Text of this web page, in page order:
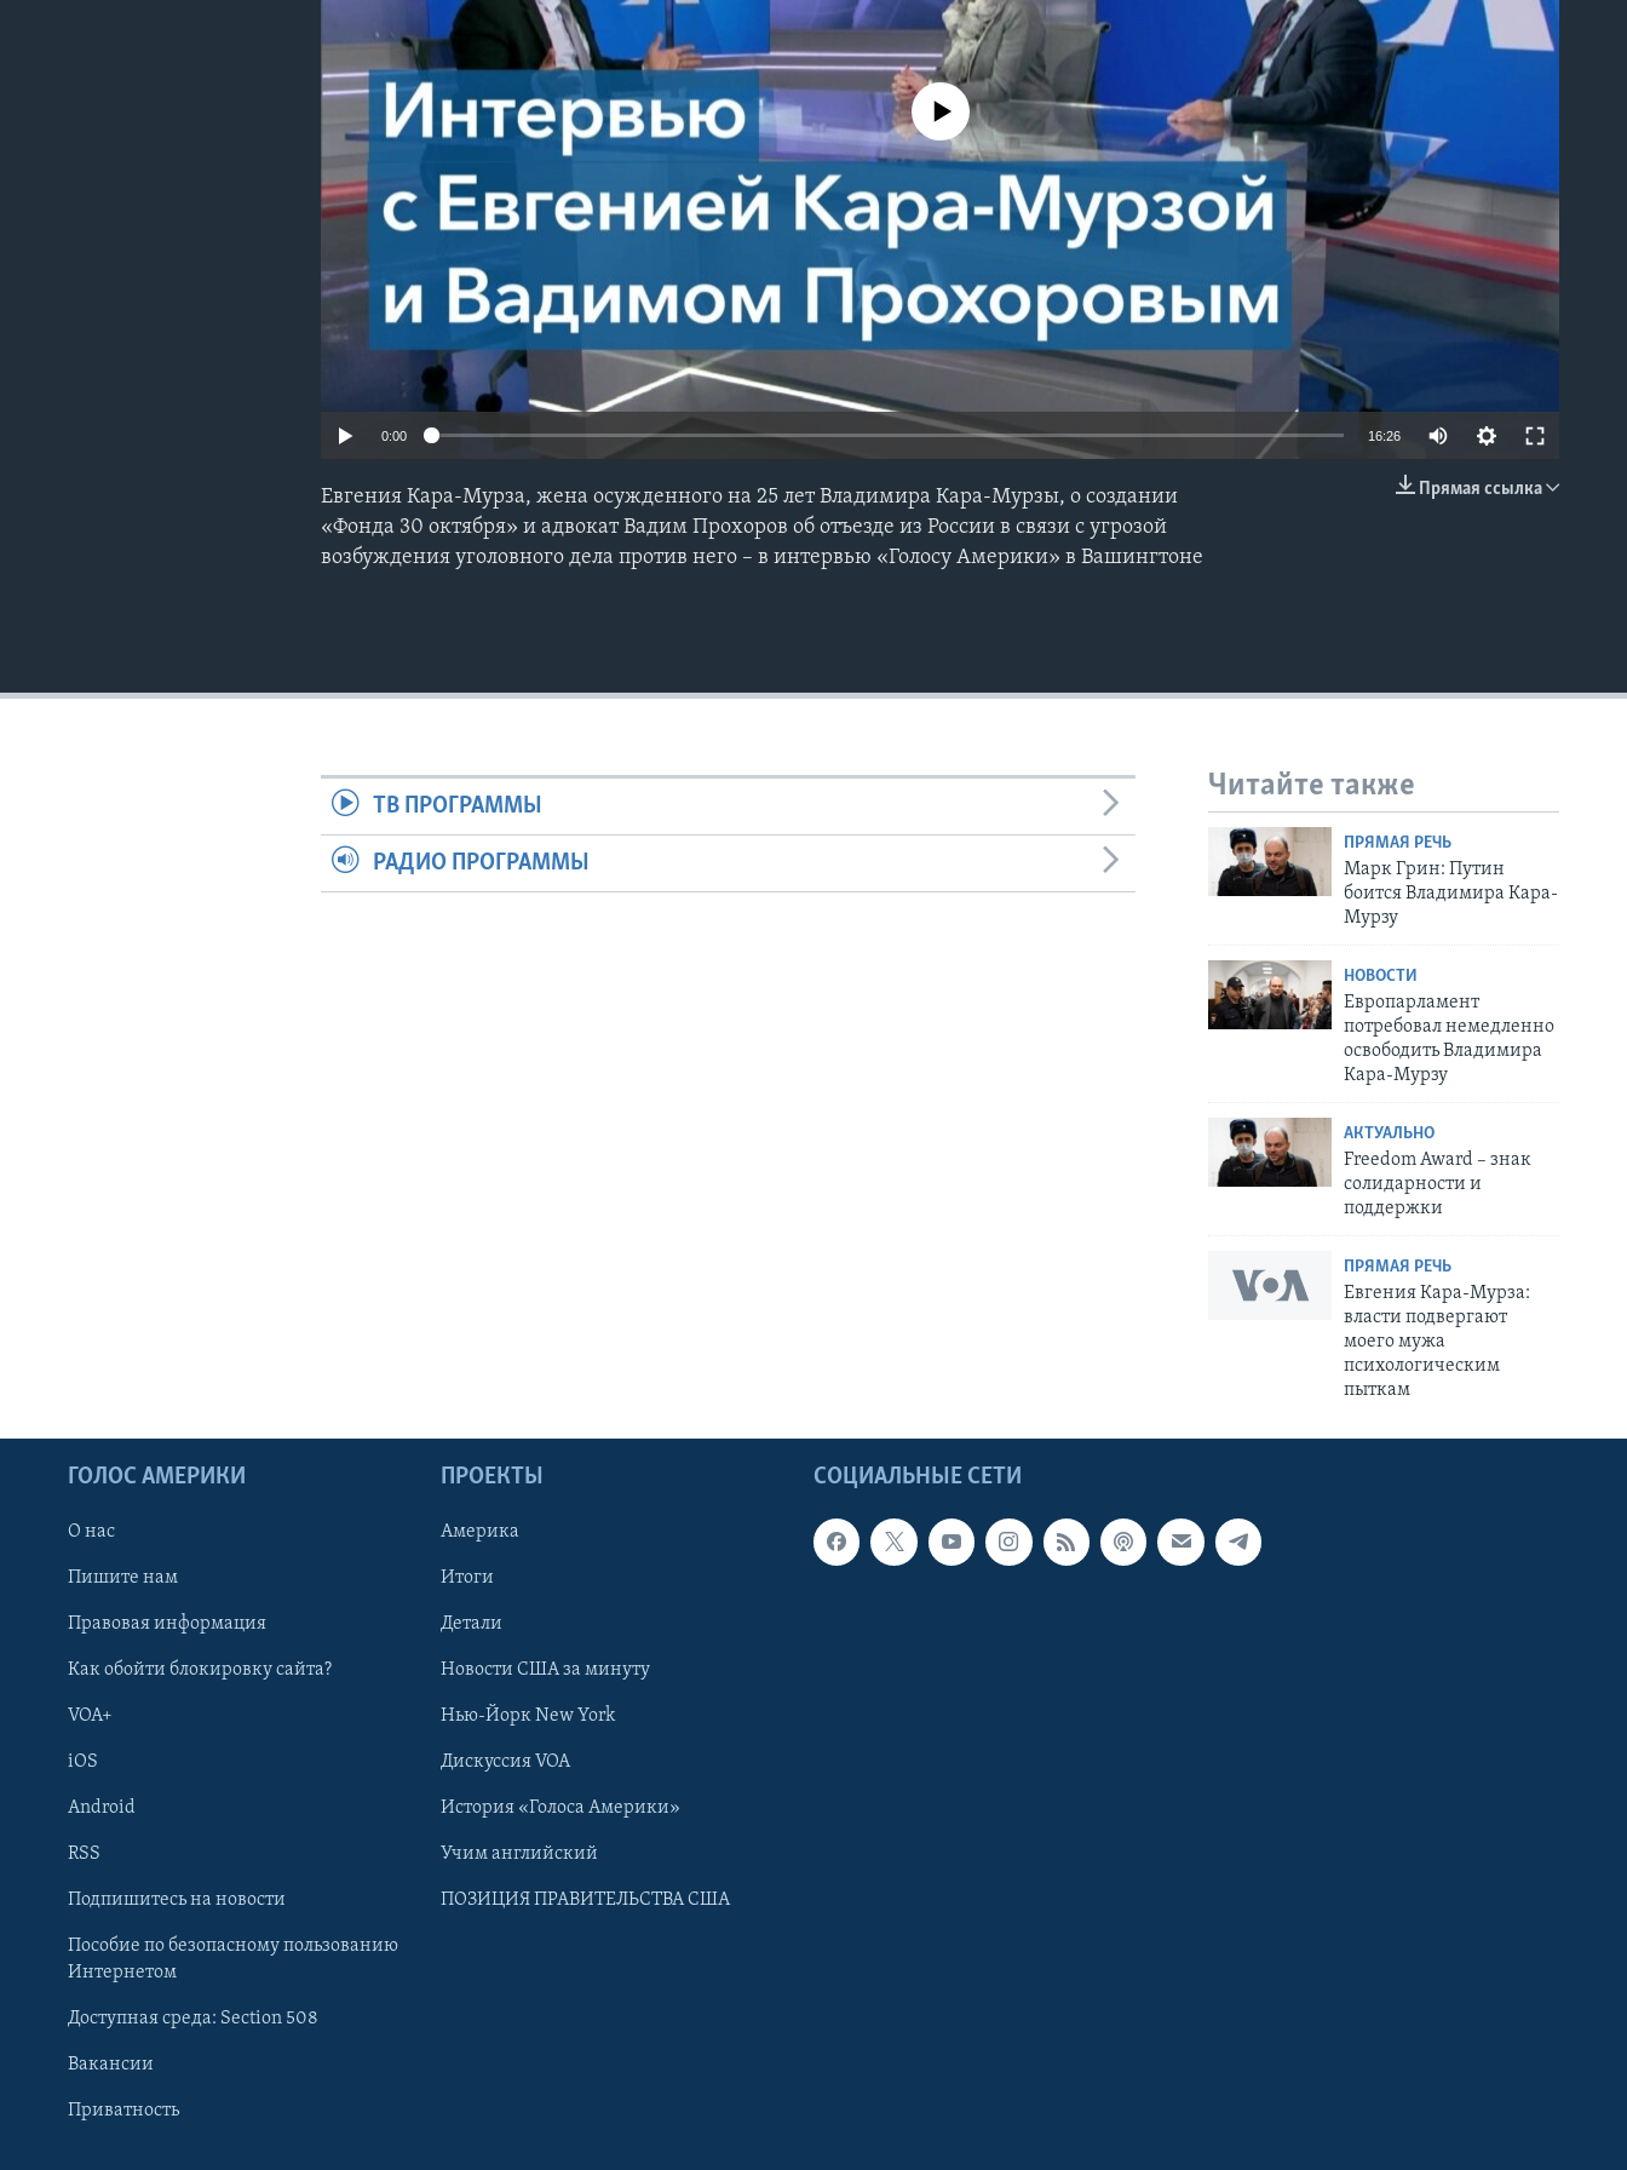
Learning English
Языки
No media source currently available
0:00 16:26
Прямая ссылка
Евгения Кара-Мурза, жена осужденного на 25 лет Владимира Кара-Мурзы, о создании
«Фонда 30 октября» и адвокат Вадим Прохоров об отъезде из России в связи с угрозой
возбуждения уголовного дела против него – в интервью «Голосу Америки» в Вашингтоне
Читайте также
ПРЯМАЯ РЕЧЬ
Марк Грин: Путин
боится Владимира Кара-
Мурзу
НОВОСТИ
Европарламент
потребовал немедленно
освободить Владимира
Кара-Мурзу
АКТУАЛЬНО
Freedom Award – знак
солидарности и
поддержки
ПРЯМАЯ РЕЧЬ
Евгения Кара-Мурза:
власти подвергают
моего мужа
психологическим
пыткам
ТВ ПРОГРАММЫ
РАДИО ПРОГРАММЫ
СОЦИАЛЬНЫЕ СЕТИ
ГОЛОС АМЕРИКИ
О нас
Пишите нам
Правовая информация
Как обойти блокировку сайта?
VOA+
iOS
Android
RSS
Подпишитесь на новости
Пособие по безопасному пользованию
Интернетом
Доступная среда: Section 508
Вакансии
Приватность
ПРОЕКТЫ
Америка
Итоги
Детали
Новости США за минуту
Нью-Йорк New York
Дискуссия VOA
История «Голоса Америки»
Учим английский
ПОЗИЦИЯ ПРАВИТЕЛЬСТВА США